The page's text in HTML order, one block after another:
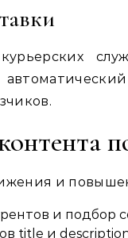
и
и подбор
title и